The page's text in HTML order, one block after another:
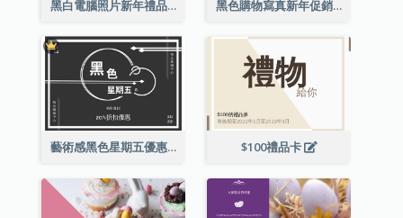
黑白電腦照片新年禮品卡 黑色購物寫真新年促銷禮品卡
藝術感黑色星期五優惠券 $100禮品卡